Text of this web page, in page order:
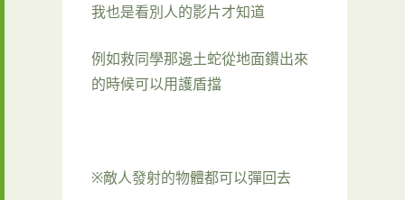
我也是看別人的影片才知道
例如救同學那邊土蛇從地面鑽出來
的時候可以用護盾擋
※敵人發射的物體都可以彈回去